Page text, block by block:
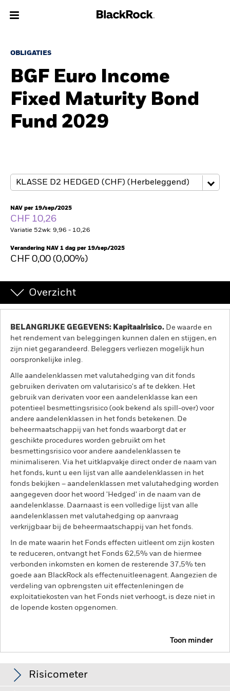
Over Ons
Producten
Thema's
Inzichten
Particulieren
Nederland
Change location
BlackRock
Aladdin
Ons bedrijf
OBLIGATIES
BGF Euro Income
Fixed Maturity Bond
Fund 2029
NAV per 19/sep/2025
CHF 10,26
Variatie 52wk: 9,96 - 10,26
Verandering NAV 1 dag per 19/sep/2025
CHF 0,00 (0,00%)
Overzicht
BELANGRIJKE GEGEVENS: Kapitaalrisico. De waarde en
het rendement van beleggingen kunnen dalen en stijgen, en
zijn niet gegarandeerd. Beleggers verliezen mogelijk hun
oorspronkelijke inleg.
Alle aandelenklassen met valutahedging van dit fonds
gebruiken derivaten om valutarisico's af te dekken. Het
gebruik van derivaten voor een aandelenklasse kan een
potentieel besmettingsrisico (ook bekend als spill-over) voor
andere aandelenklassen in het fonds betekenen. De
beheermaatschappij van het fonds waarborgt dat er
geschikte procedures worden gebruikt om het
besmettingsrisico voor andere aandelenklassen te
minimaliseren. Via het uitklapvakje direct onder de naam van
het fonds, kunt u een lijst van alle aandelenklassen in het
fonds bekijken – aandelenklassen met valutahedging worden
aangegeven door het woord 'Hedged' in de naam van de
aandelenklasse. Daarnaast is een volledige lijst van alle
aandelenklassen met valutahedging op aanvraag
verkrijgbaar bij de beheermaatschappij van het fonds.
In de mate waarin het Fonds effecten uitleent om zijn kosten
te reduceren, ontvangt het Fonds 62,5% van de hiermee
verbonden inkomsten en komen de resterende 37,5% ten
goede aan BlackRock als effectenuitleenagent. Aangezien de
verdeling van opbrengsten uit effectenleningen de
exploitatiekosten van het Fonds niet verhoogt, is deze niet in
de lopende kosten opgenomen.
Toon minder
Risicometer